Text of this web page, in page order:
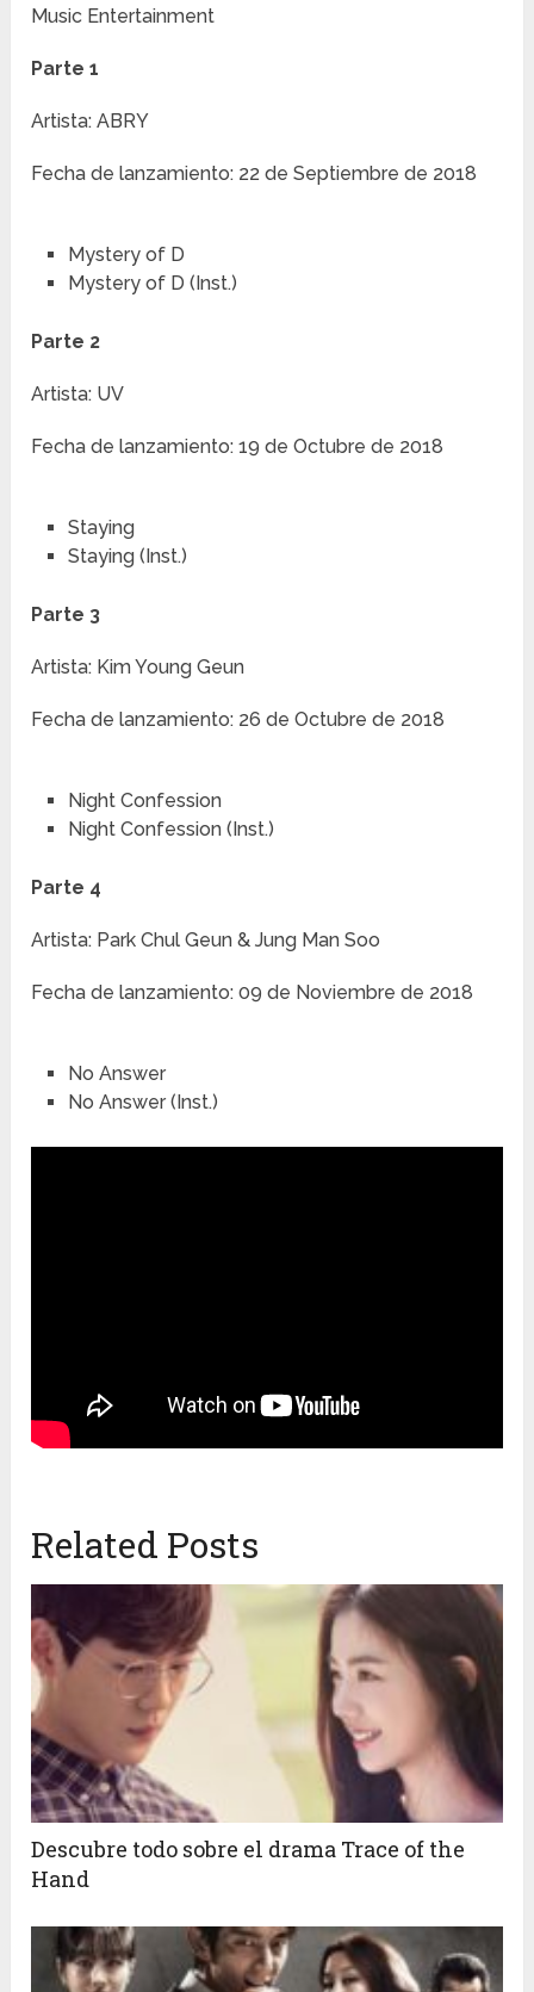
Music Entertainment
Parte 1
Artista: ABRY
Fecha de lanzamiento: 22 de Septiembre de 2018
Mystery of D
Mystery of D (Inst.)
Parte 2
Artista: UV
Fecha de lanzamiento: 19 de Octubre de 2018
Staying
Staying (Inst.)
Parte 3
Artista: Kim Young Geun
Fecha de lanzamiento: 26 de Octubre de 2018
Night Confession
Night Confession (Inst.)
Parte 4
Artista: Park Chul Geun & Jung Man Soo
Fecha de lanzamiento: 09 de Noviembre de 2018
No Answer
No Answer (Inst.)
Related Posts
Descubre todo sobre el drama Trace of the
Hand